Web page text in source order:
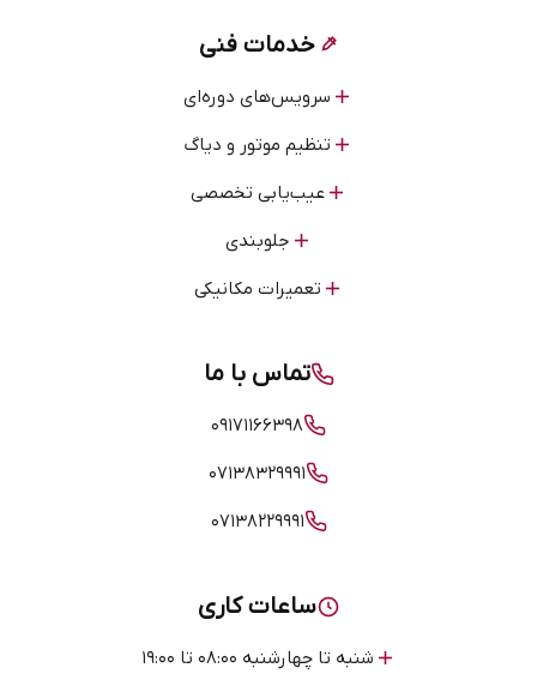
خدمات فنی
سرویس‌های دوره‌ای
تنظیم موتور و دیاگ
عیب‌یابی تخصصی
جلوبندی
تعمیرات مکانیکی
تماس با ما
۰۹۱۷۱۱۶۶۳۹۸
۰۷۱۳۸۳۲۹۹۹۱
۰۷۱۳۸۲۲۹۹۹۱
ساعات کاری
شنبه تا چهارشنبه ۰۸:۰۰ تا ۱۹:۰۰